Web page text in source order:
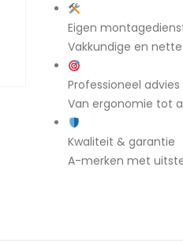
Eigen
Vakkundige en
Professioneel advies
Van ergonomie tot
Kwaliteit & garantie
A-merken met